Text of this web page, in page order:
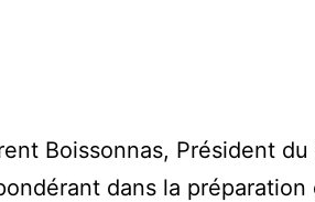
Boissonnas, Président du
dans la